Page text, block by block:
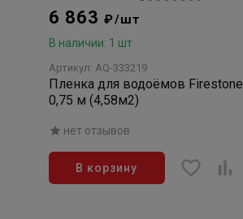
6 863₽/шт
В наличии: 1 шт
Артикул: AQ-333219
Пленка для водоёмов Firestone 6,10 х
0,75 м (4,58м2)
нет отзывов
В корзину